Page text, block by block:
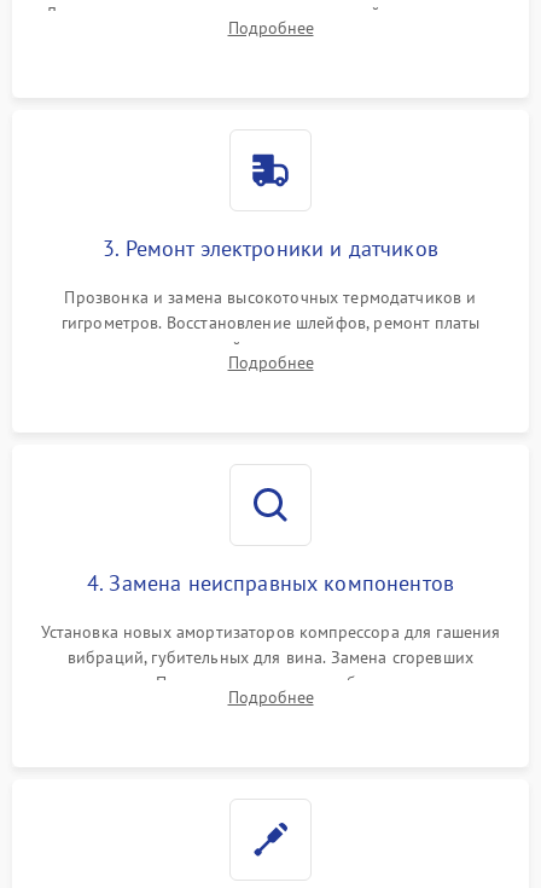
Диагностика термоэлектрических модулей, радиаторов и
кулеров на предмет перегрева или выхода из строя.
Подробнее
3. Ремонт электроники и датчиков
Прозвонка и замена высокоточных термодатчиков и
гигрометров. Восстановление шлейфов, ремонт платы
управления, отвечающей за поддержание микроклимата.
Проверка систем защиты от УФ-излучения и подсветки.
Подробнее
4. Замена неисправных компонентов
Установка новых амортизаторов компрессора для гашения
вибраций, губительных для вина. Замена сгоревших
элементов Пельтье, вентиляторов обдува, угольных
фильтров или поврежденных уплотнителей дверцы.
Подробнее